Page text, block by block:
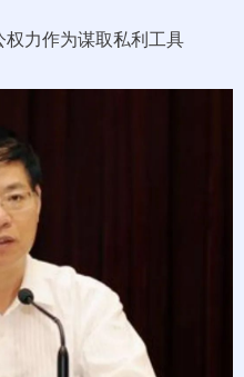
力作为谋取私利工具